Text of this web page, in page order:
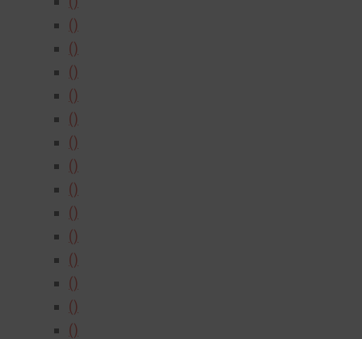
()
()
()
()
()
()
()
()
()
()
()
()
()
()